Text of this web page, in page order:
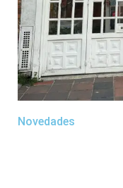
Novedades